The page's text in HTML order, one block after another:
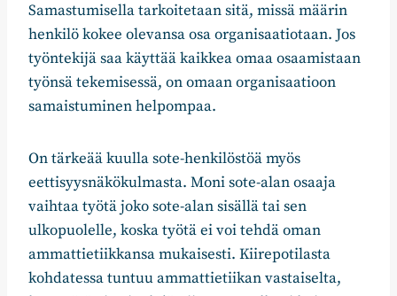
Samastumisella tarkoitetaan sitä, missä määrin
henkilö kokee olevansa osa organisaatiotaan. Jos
työntekijä saa käyttää kaikkea omaa osaamistaan
työnsä tekemisessä, on omaan organisaatioon
samaistuminen helpompaa.
On tärkeää kuulla sote-henkilöstöä myös
eettisyysnäkökulmasta. Moni sote-alan osaaja
vaihtaa työtä joko sote-alan sisällä tai sen
ulkopuolelle, koska työtä ei voi tehdä oman
ammattietiikkansa mukaisesti. Kiirepotilasta
kohdatessa tuntuu ammattietiikan vastaiselta,